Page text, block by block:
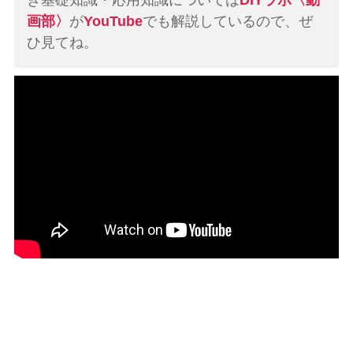
画部〉 がYouTubeでも解説しているので、ぜ
ひ見てね。